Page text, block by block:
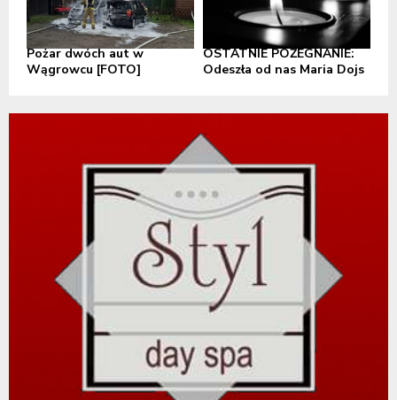
Pożar dwóch aut w
Wągrowcu [FOTO]
OSTATNIE POŻEGNANIE:
Odeszła od nas Maria Dojs